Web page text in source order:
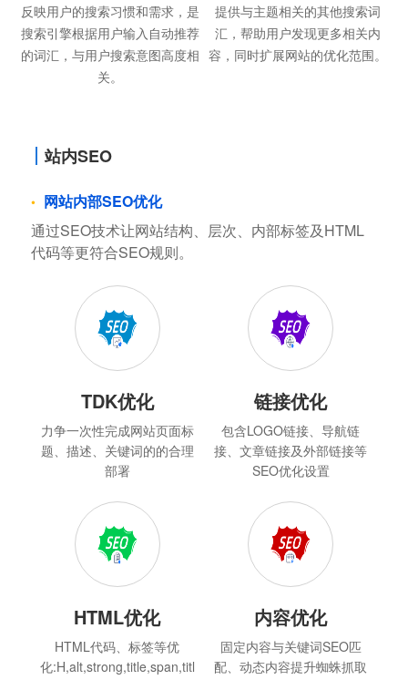
反映用户的搜索习惯和需求，是
搜索引擎根据用户输入自动推荐
的词汇，与用户搜索意图高度相
关。
提供与主题相关的其他搜索词
汇，帮助用户发现更多相关内
容，同时扩展网站的优化范围。
站内SEO
网站内部SEO优化
通过SEO技术让网站结构、层次、内部标签及HTML
代码等更符合SEO规则。
TDK优化
力争一次性完成网站页面标
题、描述、关键词的的合理
部署
链接优化
包含LOGO链接、导航链
接、文章链接及外部链接等
SEO优化设置
HTML优化
HTML代码、标签等优
化:H,alt,strong,title,span,titl
内容优化
固定内容与关键词SEO匹
配、动态内容提升蜘蛛抓取